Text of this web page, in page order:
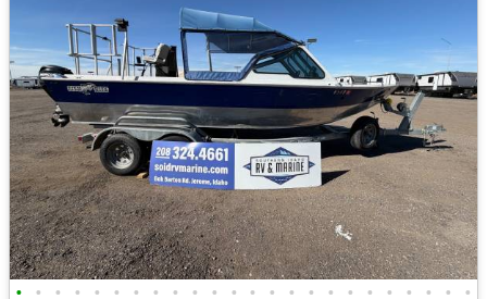
• • • • • • • • • • • • • • • • • • • • • • • •